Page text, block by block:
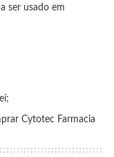
ser usado em
Cytotec Farmacia